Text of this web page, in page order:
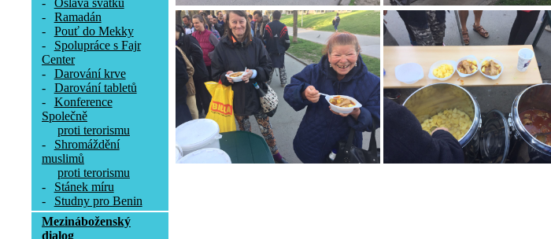
-
Oslava svátků
-
Ramadán
-
Pouť do Mekky
-
Spolupráce s Fajr
Center
-
Darování krve
-
Darování tabletů
-
Konference
Společně
proti terorismu
-
Shromáždění
muslimů
proti terorismu
-
Stánek míru
-
Studny pro Benin
Mezináboženský
dialog